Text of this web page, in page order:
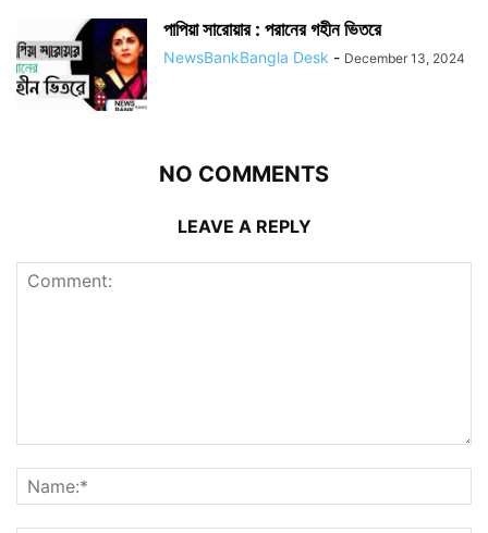
পাপিয়া সারোয়ার : পরানের গহীন ভিতরে
NewsBankBangla Desk - December 13, 2024
NO COMMENTS
LEAVE A REPLY